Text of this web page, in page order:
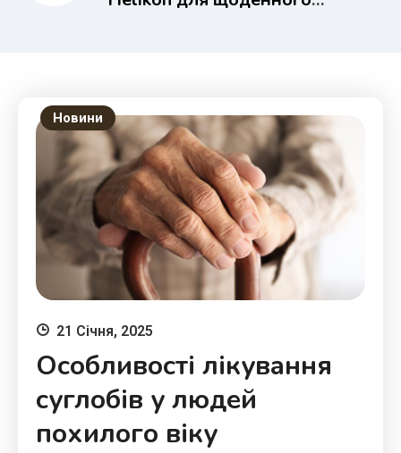
Новини
21 Січня, 2025
Особливості лікування
суглобів у людей
похилого віку